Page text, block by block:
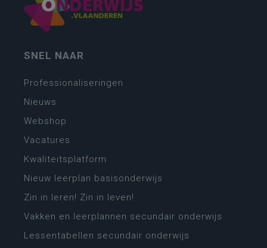
SNEL NAAR
Professionaliseringen
Nieuws
Webshop
Vacatures
Kwaliteitsplatform
Nieuw leerplan basisonderwijs
Zin in leren! Zin in leven!
Vakken en leerplannen secundair onderwijs
Lessentabellen secundair onderwijs